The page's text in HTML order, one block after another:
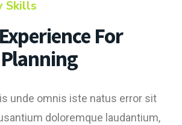
Skills
For
unde omnis iste natus error sit
doloremque laudantium,